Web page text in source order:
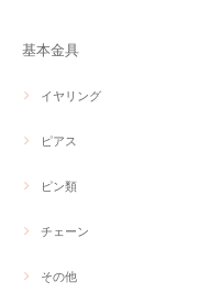
基本金具
イヤリング
ピアス
ピン類
チェーン
その他